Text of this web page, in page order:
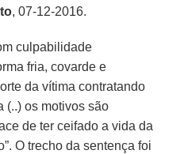
, 07-12-2016.
culpabilidade
fria, covarde e
da vítima contratando
(..) os motivos são
de ter ceifado a vida da
O trecho da sentença foi